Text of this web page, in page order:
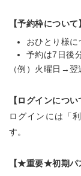
【予約枠について
おひとり様に
予約は7日後
（例）火曜日→
【ログインについ
ログインには「
す。
【★重要★初期パ